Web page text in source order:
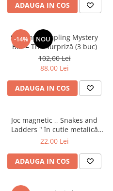
ADAUGA IN COS
-14% NOU
Squishy Dumpling Mystery
Box – Trio Surpriză (3 buc)
102,00 Lei
88,00 Lei
ADAUGA IN COS
Joc magnetic ,, Snakes and
Ladders " în cutie metalică
pentru călătorii
22,00 Lei
ADAUGA IN COS